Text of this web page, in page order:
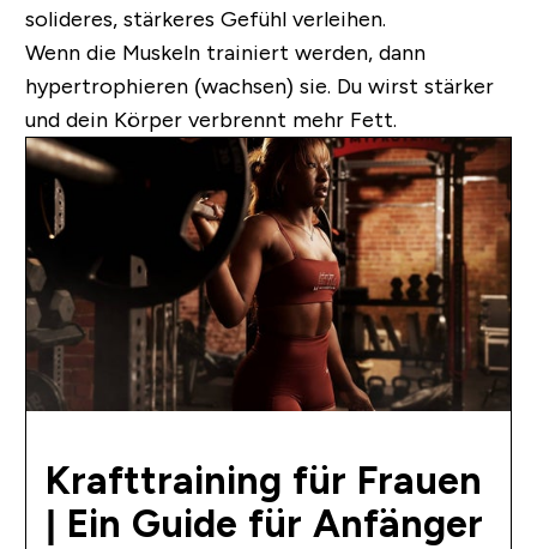
solideres, stärkeres Gefühl verleihen.
Wenn die Muskeln trainiert werden, dann
hypertrophieren (wachsen) sie. Du wirst stärker
und dein Körper verbrennt mehr Fett.
Krafttraining für Frauen
| Ein Guide für Anfänger